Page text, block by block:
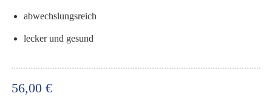
56,00 €
abwechslungsreich
lecker und gesund